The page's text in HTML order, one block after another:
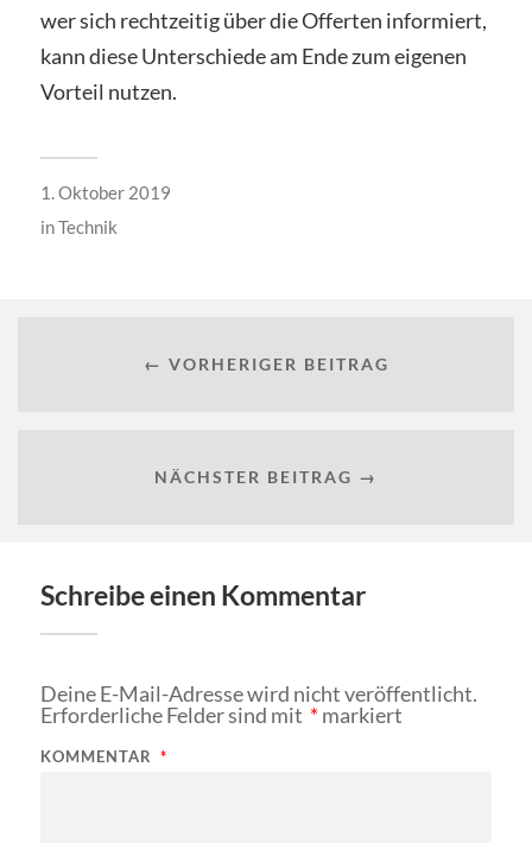
wer sich rechtzeitig über die Offerten informiert,
kann diese Unterschiede am Ende zum eigenen
Vorteil nutzen.
1. Oktober 2019
inTechnik
← VORHERIGER BEITRAG
NÄCHSTER BEITRAG →
Schreibe einen Kommentar
Deine E-Mail-Adresse wird nicht veröffentlicht.
Erforderliche Felder sind mit *markiert
KOMMENTAR *